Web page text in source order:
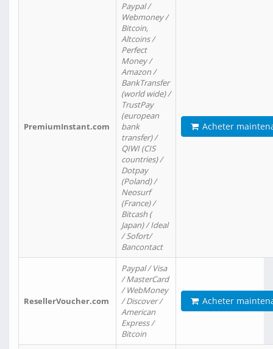
PremiumInstant.com
Paypal /
Webmoney /
Bitcoin,
Altcoins /
Perfect
Money /
Amazon /
BankTransfer
(world wide) /
TrustPay
(european
bank
transfer) /
QIWI (CIS
countries) /
Dotpay
(Poland) /
Neosurf
(France) /
Bitcash (
Japan) / Ideal
/ Sofort/
Bancontact
Acheter
ResellerVoucher.com
Paypal / Visa
/ MasterCard
/ WebMoney
/ Discover /
American
Express /
Bitcoin
Acheter